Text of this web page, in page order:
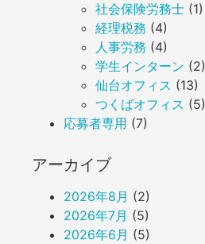
社会保険労務士 (1)
経理税務 (4)
人事労務 (4)
学生インターン (2)
仙台オフィス (13)
つくばオフィス (5)
応募者専用 (7)
アーカイブ
2026年8月 (2)
2026年7月 (5)
2026年6月 (5)